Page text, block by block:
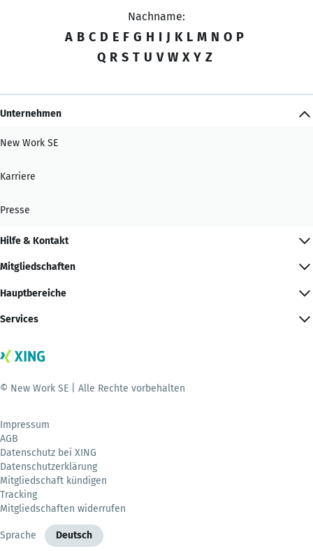
Nachname:
A B C D E F G H I J K L M N O P
Q R S T U V W X Y Z
Unternehmen
New Work SE
Karriere
Presse
Hilfe & Kontakt
Mitgliedschaften
Hauptbereiche
Services
© New Work SE | Alle Rechte vorbehalten
Impressum
AGB
Datenschutz bei XING
Datenschutzerklärung
Mitgliedschaft kündigen
Tracking
Mitgliedschaften widerrufen
Sprache Deutsch